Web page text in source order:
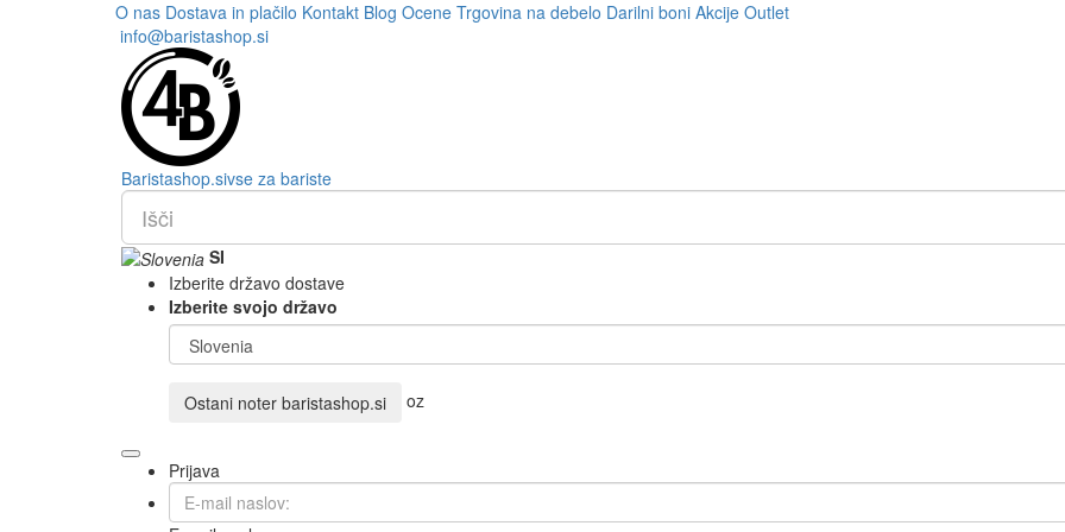
O nas Dostava in plačilo Kontakt Blog Ocene Trgovina na debelo Darilni boni Akcije Outlet
info@baristashop.si
Baristashop.sivse za bariste
SI
Izberite državo dostave
Izberite svojo državo
Ostani noter baristashop.si oz
Prijava